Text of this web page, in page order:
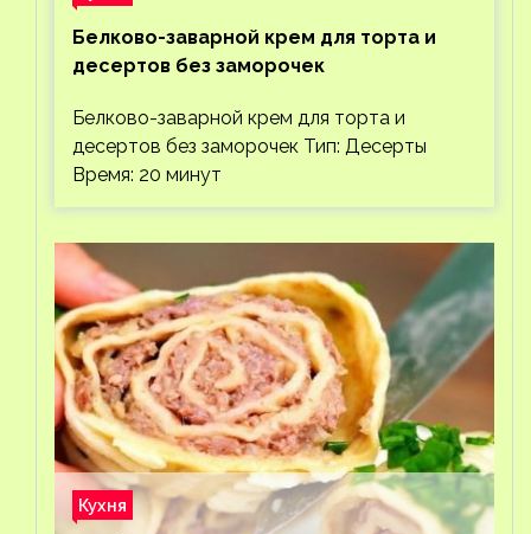
Белково-заварной крем для торта и
десертов без заморочек
Белково-заварной крем для торта и
десертов без заморочек Тип: Десерты
Время: 20 минут
Кухня